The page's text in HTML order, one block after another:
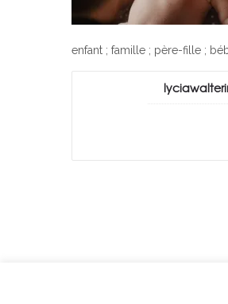
enfant ; famille ; père-fille ;